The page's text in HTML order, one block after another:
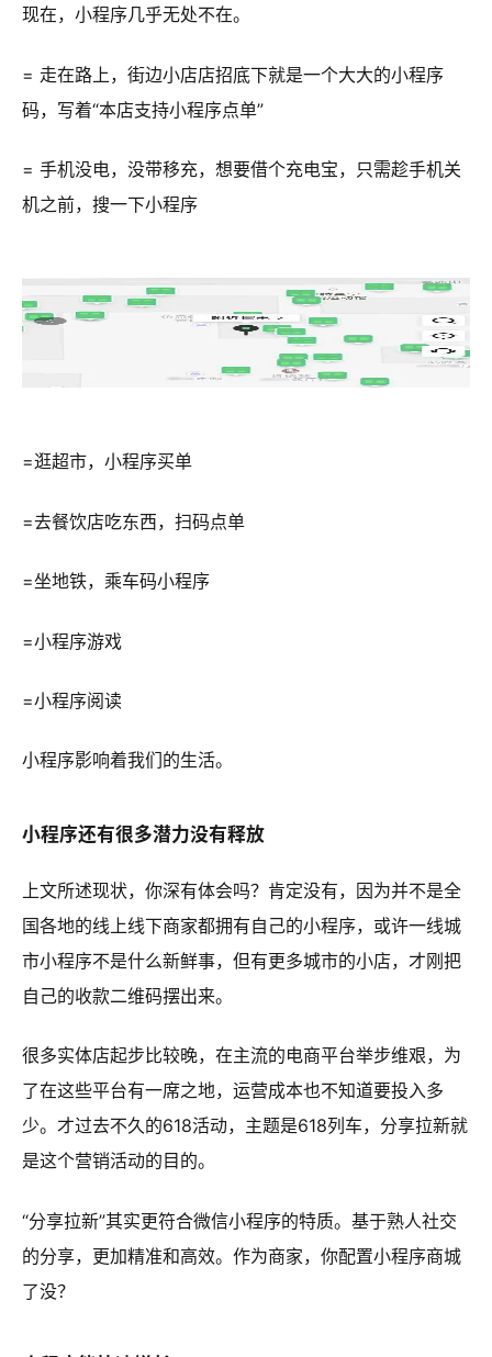
现在，小程序几乎无处不在。
= 走在路上，街边小店店招底下就是一个大大的小程序
码，写着“本店支持小程序点单”
= 手机没电，没带移充，想要借个充电宝，只需趁手机关
机之前，搜一下小程序
=逛超市，小程序买单
=去餐饮店吃东西，扫码点单
=坐地铁，乘车码小程序
=小程序游戏
=小程序阅读
小程序影响着我们的生活。
小程序还有很多潜力没有释放
上文所述现状，你深有体会吗？肯定没有，因为并不是全
国各地的线上线下商家都拥有自己的小程序，或许一线城
市小程序不是什么新鲜事，但有更多城市的小店，才刚把
自己的收款二维码摆出来。
很多实体店起步比较晚，在主流的电商平台举步维艰，为
了在这些平台有一席之地，运营成本也不知道要投入多
少。才过去不久的618活动，主题是618列车，分享拉新就
是这个营销活动的目的。
“分享拉新”其实更符合微信小程序的特质。基于熟人社交
的分享，更加精准和高效。作为商家，你配置小程序商城
了没？